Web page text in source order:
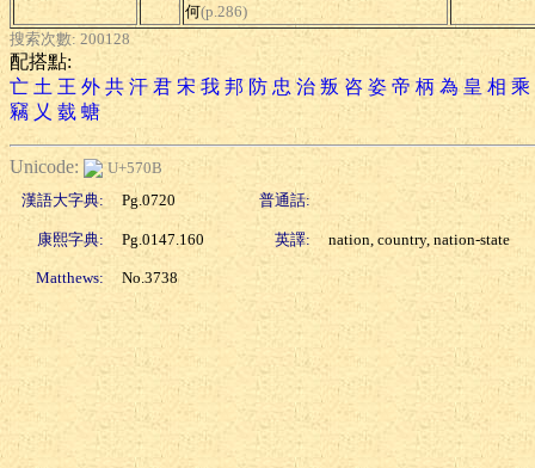
何(p.286)
搜索次數: 200128
配搭點:
亡 土 王 外 共 汗 君 宋 我 邦 防 忠 治 叛 咨 姿 帝 柄 為 皇 相 乘
竊 乂 臷 螗
Unicode:
U+570B
漢語大字典:
Pg.0720 普通話:
康熙字典: Pg.0147.160 英譯: nation, country, nation-state
Matthews: No.3738